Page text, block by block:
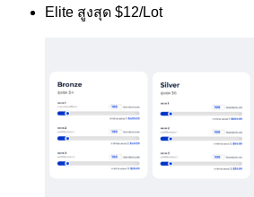
Elite สูงสุด $12/Lot